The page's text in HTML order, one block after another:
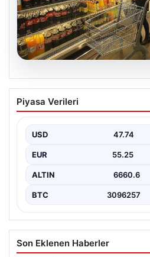
Enflasyon verileri ne
açıklanacak? 2026
Piyasa Verileri
USD 47.74
EUR 55.25
ALTIN 6660.6
BTC 3096257
Son Eklenen Haberler